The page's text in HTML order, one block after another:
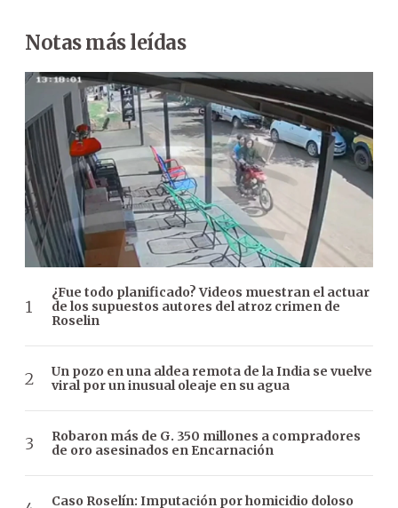
Notas más leídas
¿Fue todo planificado? Videos muestran el actuar
de los supuestos autores del atroz crimen de
Roselin
Un pozo en una aldea remota de la India se vuelve
viral por un inusual oleaje en su agua
Robaron más de G. 350 millones a compradores
de oro asesinados en Encarnación
Caso Roselín: Imputación por homicidio doloso